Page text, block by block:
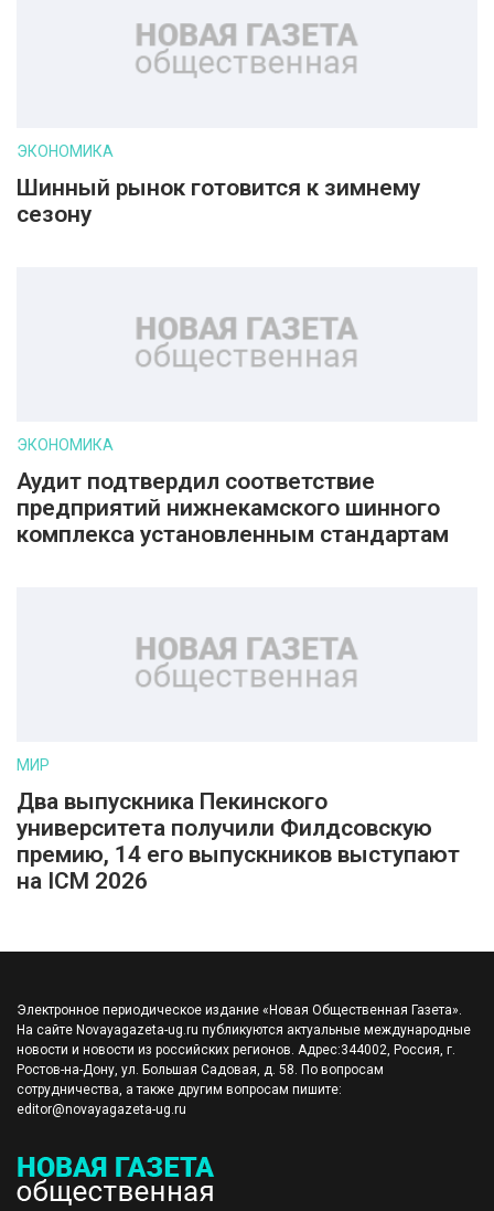
ЭКОНОМИКА
Шинный рынок готовится к зимнему
сезону
ЭКОНОМИКА
Аудит подтвердил соответствие
предприятий нижнекамского шинного
комплекса установленным стандартам
МИР
Два выпускника Пекинского
университета получили Филдсовскую
премию, 14 его выпускников выступают
на ICM 2026
Электронное периодическое издание «Новая Общественная Газета».
На сайте Novayagazeta-ug.ru публикуются актуальные международные
новости и новости из российских регионов. Адрес:344002, Россия, г.
Ростов-на-Дону, ул. Большая Садовая, д. 58. По вопросам
сотрудничества, а также другим вопросам пишите:
editor@novayagazeta-ug.ru